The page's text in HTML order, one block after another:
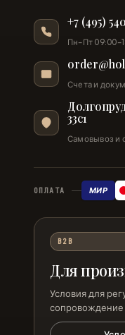
+7 (495)
Пн–Пт
Счета и
33с1
Самовывоз и
ОПЛАТА МИР
B2B
Для
Условия для